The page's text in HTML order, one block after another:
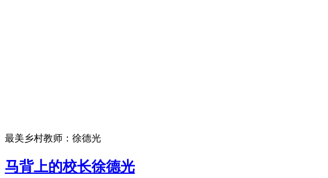
最美乡村教师：徐德光
马背上的校长徐德光